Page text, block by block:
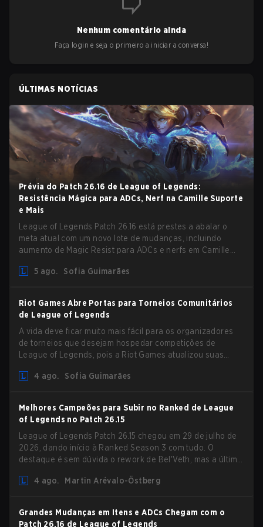
Nenhum comentário ainda
Faça login e seja o primeiro a iniciar a conversa!
ÚLTIMAS NOTÍCIAS
Prévia do Patch 26.16 de League of Legends:
Resistência Mágica para ADCs, Nerf na Camille Suporte
e Mais
League of Legends Patch 26.16 está prestes a abalar o
meta atual com um novo lote de mudanças, incluindo
aumento de Magic Resist para ADCs e nerfs em Camille
5 ago.
Sofia Guimarães
Riot Games Abre Portas para Torneios Comunitários
de League of Legends
A vida deve ficar muito mais fácil para os organizadores
de torneios que desejam hospedar competições de
League of Legends, pois a Riot Games atualizou suas
removem várias restrições desatualizadas.
4 ago. Sofia Guimarães
Melhores Campeões para Subir no Ranked de League
of Legends no Patch 26.15
League of Legends Patch 26.15 chegou em 29 de julho de
2026, dando início à Ranked Season 3 com tudo. O
destaque é sem dúvida o rework de Bel'Veth, mas a última
necessárias em picks que estavam overperforming. Com
26.15.
4 ago. Martin Arévalo-Östberg
Grandes Mudanças em Itens e ADCs Chegam com o
Patch 26.16 de League of Legends